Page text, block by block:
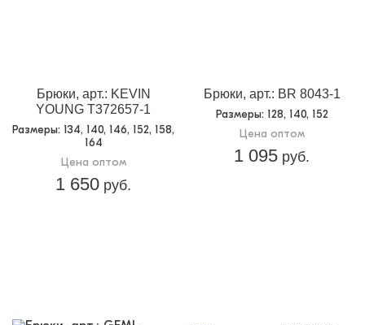
Брюки, арт.: KEVIN
YOUNG T372657-1
Размеры: 134, 140, 146, 152, 158,
164
Цена оптом
1 650 руб.
Брюки, арт.: BR 8043-1
Размеры: 128, 140, 152
Цена оптом
1 095 руб.